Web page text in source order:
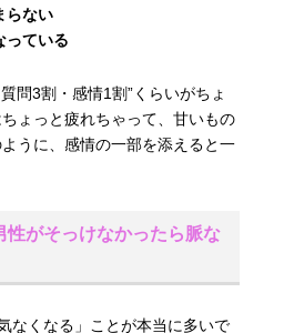
らない
っている
問3割・感情1割”くらいがちょ
ょっと疲れちゃって、甘いもの
うに、感情の一部を添えると一
性がそっけなかったら脈な
なくなる」ことが本当に多いで